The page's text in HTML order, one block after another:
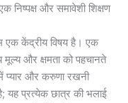
निष्पक्ष और समावेशी शिक्षण
एक केंद्रीय विषय है। एक
मूल्य और क्षमता को पहचानते
प्यार और करुणा रखनी
यह प्रत्येक छात्र की भलाई